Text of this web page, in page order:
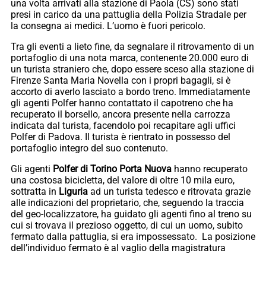
una volta arrivati alla stazione di Paola (CS) sono stati
presi in carico da una pattuglia della Polizia Stradale per
la consegna ai medici. L’uomo è fuori pericolo.
Tra gli eventi a lieto fine, da segnalare il ritrovamento di un
portafoglio di una nota marca, contenente 20.000 euro di
un turista straniero che, dopo essere sceso alla stazione di
Firenze Santa Maria Novella con i propri bagagli, si è
accorto di averlo lasciato a bordo treno. Immediatamente
gli agenti Polfer hanno contattato il capotreno che ha
recuperato il borsello, ancora presente nella carrozza
indicata dal turista, facendolo poi recapitare agli uffici
Polfer di Padova. Il turista è rientrato in possesso del
portafoglio integro del suo contenuto.
Gli agenti Polfer di Torino Porta Nuova hanno recuperato
una costosa bicicletta, del valore di oltre 10 mila euro,
sottratta in Liguria ad un turista tedesco e ritrovata grazie
alle indicazioni del proprietario, che, seguendo la traccia
del geo-localizzatore, ha guidato gli agenti fino al treno su
cui si trovava il prezioso oggetto, di cui un uomo, subito
fermato dalla pattuglia, si era impossessato. La posizione
dell’individuo fermato è al vaglio della magistratura